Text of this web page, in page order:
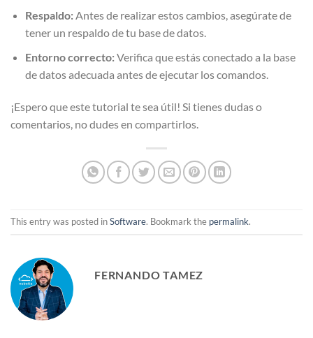
Respaldo:Antes de realizar estos cambios, asegúrate de
tener un respaldo de tu base de datos.
Entorno correcto:Verifica que estás conectado a la base
de datos adecuada antes de ejecutar los comandos.
¡Espero que este tutorial te sea útil! Si tienes dudas o
comentarios, no dudes en compartirlos.
This entry was posted inSoftware. Bookmark the permalink.
FERNANDO TAMEZ